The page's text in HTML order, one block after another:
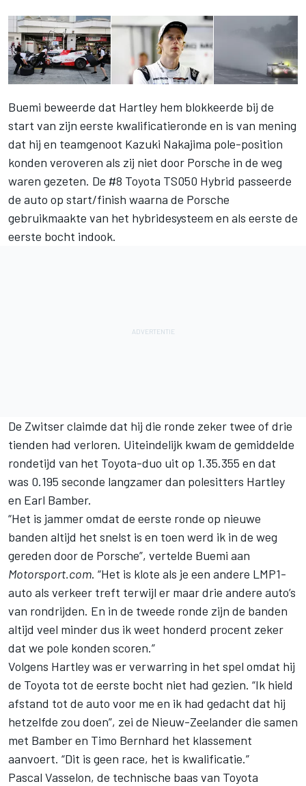
Buemi beweerde dat Hartley hem blokkeerde bij de
start van zijn eerste kwalificatieronde en is van mening
dat hij en teamgenoot Kazuki Nakajima pole-position
konden veroveren als zij niet door Porsche in de weg
waren gezeten. De #8 Toyota TS050 Hybrid passeerde
de auto op start/finish waarna de Porsche
gebruikmaakte van het hybridesysteem en als eerste de
eerste bocht indook.
De Zwitser claimde dat hij die ronde zeker twee of drie
tienden had verloren. Uiteindelijk kwam de gemiddelde
rondetijd van het Toyota-duo uit op 1.35.355 en dat
was 0.195 seconde langzamer dan polesitters Hartley
en Earl Bamber.
“Het is jammer omdat de eerste ronde op nieuwe
banden altijd het snelst is en toen werd ik in de weg
gereden door de Porsche”, vertelde Buemi aan
Motorsport.com. “Het is klote als je een andere LMP1-
auto als verkeer treft terwijl er maar drie andere auto’s
van rondrijden. En in de tweede ronde zijn de banden
altijd veel minder dus ik weet honderd procent zeker
dat we pole konden scoren.”
Volgens Hartley was er verwarring in het spel omdat hij
de Toyota tot de eerste bocht niet had gezien. “Ik hield
afstand tot de auto voor me en ik had gedacht dat hij
hetzelfde zou doen”, zei de Nieuw-Zeelander die samen
met Bamber en Timo Bernhard het klassement
aanvoert. “Dit is geen race, het is kwalificatie.”
Pascal Vasselon, de technische baas van Toyota